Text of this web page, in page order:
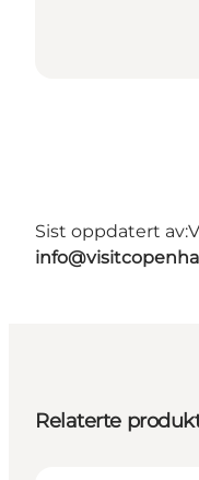
Sist oppdatert av:
Relaterte